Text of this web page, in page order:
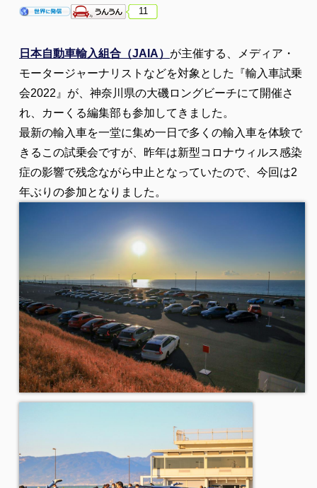
11
日本自動車輸入組合（JAIA） が主催する、メディア・
モータージャーナリストなどを対象とした『輸入車試乗
会2022』が、神奈川県の大磯ロングビーチにて開催さ
れ、カーくる編集部も参加してきました。
最新の輸入車を一堂に集め一日で多くの輸入車を体験で
きるこの試乗会ですが、昨年は新型コロナウィルス感染
症の影響で残念ながら中止となっていたので、今回は2
年ぶりの参加となりました。